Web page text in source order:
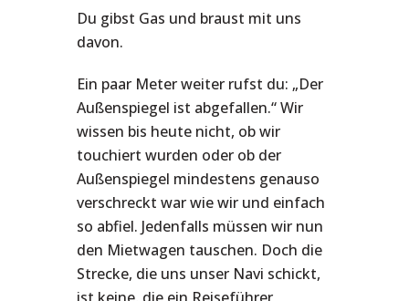
Du gibst Gas und braust mit uns
davon.
Ein paar Meter weiter rufst du: „Der
Außenspiegel ist abgefallen.“ Wir
wissen bis heute nicht, ob wir
touchiert wurden oder ob der
Außenspiegel mindestens genauso
verschreckt war wie wir und einfach
so abfiel. Jedenfalls müssen wir nun
den Mietwagen tauschen. Doch die
Strecke, die uns unser Navi schickt,
ist keine, die ein Reiseführer